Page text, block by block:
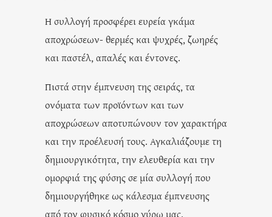
Η συλλογή προσφέρει ευρεία γκάμα
αποχρώσεων- θερμές και ψυχρές, ζωηρές
και παστέλ, απαλές και έντονες.
Πιστά στην έμπνευση της σειράς, τα
ονόματα των προϊόντων και των
αποχρώσεων αποτυπώνουν τον χαρακτήρα
και την προέλευσή τους. Αγκαλιάζουμε τη
δημιουργικότητα, την ελευθερία και την
ομορφιά της φύσης σε μία συλλογή που
δημιουργήθηκε ως κάλεσμα έμπνευσης
από τον φυσικό κόσμο γύρω μας.